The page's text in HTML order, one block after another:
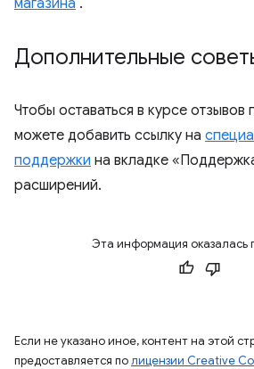
Дополнительные
Чтобы оставаться в курсе отзывов
можете добавить ссылку на
поддержки на вкладке
расширений.
Эта информация оказалась
Если не указано иное, контент на этой
предоставляется полицензии Creative